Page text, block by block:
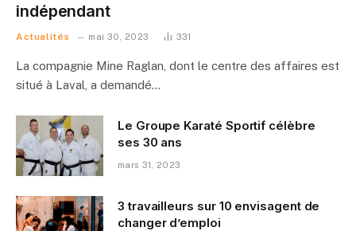
indépendant
Actualités mai 30, 2023 331
La compagnie Mine Raglan, dont le centre des affaires est
situé à Laval, a demandé…
Le Groupe Karaté Sportif célèbre
ses 30 ans
mars 31, 2023
3 travailleurs sur 10 envisagent de
changer d’emploi